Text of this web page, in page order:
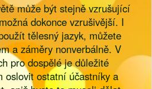
může být stejně vzrušující
dokonce vzrušivější. I
tělesný jazyk, můžete
a záměry nonverbálně. V
pro dospělé je důležité
oslovit ostatní účastníky a